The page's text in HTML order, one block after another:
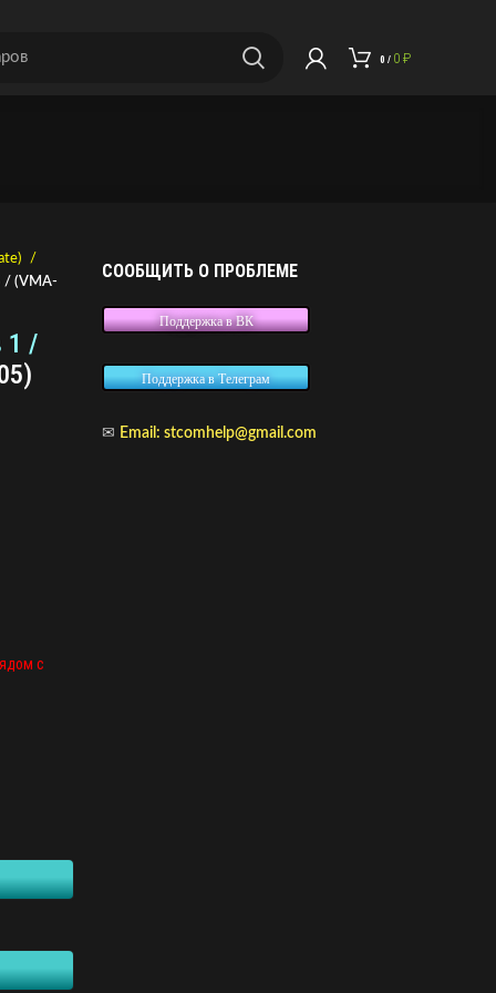
0 / 0 ₽
/ (VMA-
1 /
с
СООБЩИТЬ О ПРОБЛЕМЕ
Поддержка в ВК
Поддержка в Телеграм
✉ Email: stcomhelp@gmail.com